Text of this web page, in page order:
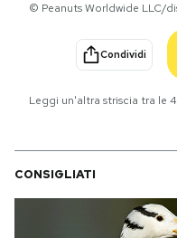
PODCAST
NEWSLETTER
I MIEI PREFERITI
© Peanuts Worldwide LLC/
Condividi
Leggi un'altra striscia tra le
CONSIGLIATI